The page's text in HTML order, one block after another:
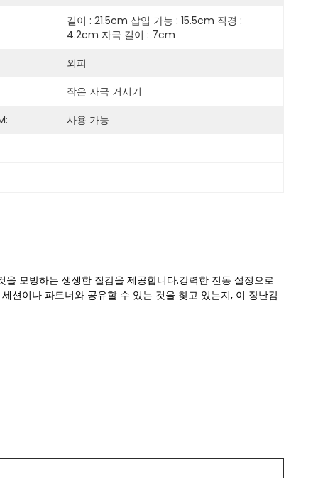
길이 : 21.5cm 삽입 가능 : 15.5cm 직경 :
4.2cm 자극 길이 : 7cm
외피
작은 자극 거시기
사용 가능
모방하는 생생한 질감을 제공합니다.강력한 진동 설정으로
션이나 파트너와 공유할 수 있는 것을 찾고 있는지, 이 장난감